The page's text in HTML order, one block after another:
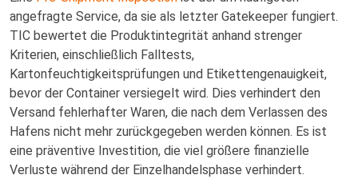
angefragte Service, da sie als letzter Gatekeeper fungiert.
TIC bewertet die Produktintegrität anhand strenger
Kriterien, einschließlich Falltests,
Kartonfeuchtigkeitsprüfungen und Etikettengenauigkeit,
bevor der Container versiegelt wird. Dies verhindert den
Versand fehlerhafter Waren, die nach dem Verlassen des
Hafens nicht mehr zurückgegeben werden können. Es ist
eine präventive Investition, die viel größere finanzielle
Verluste während der Einzelhandelsphase verhindert.